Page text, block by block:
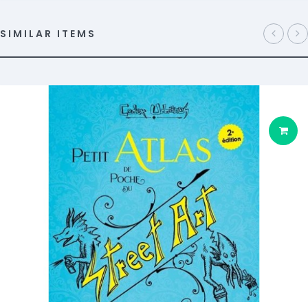
SIMILAR ITEMS